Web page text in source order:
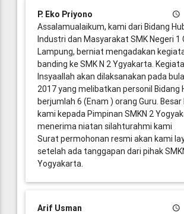
P. Eko Priyono
Assalamualaikum, kami dari Bidang
Industri dan Masyarakat SMK Negeri 1
Lampung, berniat mengadakan
banding ke SMK N 2 Ygyakarta.
Insyaallah akan dilaksanakan pada
2017 yang melibatkan personil Bidang
berjumlah 6 (Enam ) orang Guru.
kami kepada Pimpinan SMKN 2
menerima niatan silahturahmi kami
Surat permohonan resmi akan kami
setelah ada tanggapan dari pihak
Yogyakarta.
Arif Usman